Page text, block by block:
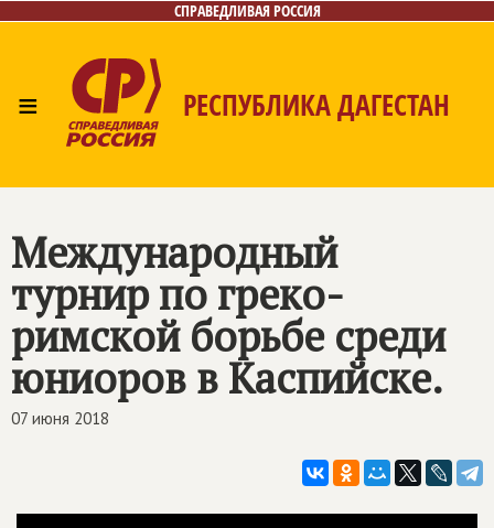
СПРАВЕДЛИВАЯ РОССИЯ
≡ РЕСПУБЛИКА ДАГЕСТАН
Международный
турнир по греко-
римской борьбе среди
юниоров в Каспийске.
07 июня 2018